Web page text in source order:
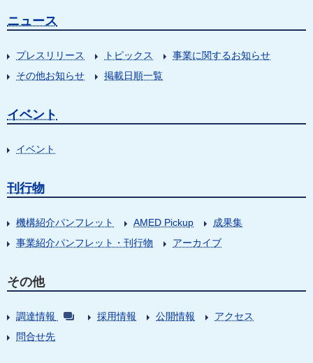
ニュース
プレスリリース トピックス
事業に関するお知らせ
その他お知らせ
掲載日順一覧
イベント
イベント
刊行物
機構紹介パンフレット AMED Pickup
成果集
事業紹介パンフレット・刊行物
アーカイブ
その他
調達情報 採用情報 公開情報
アクセス
問合せ先